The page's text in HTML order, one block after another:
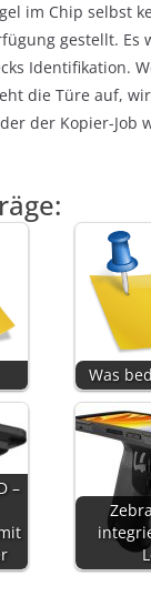
im Chip selbst
gestellt. Es
Identifikation.
die Türe auf,
der Kopier-Job
Was
–